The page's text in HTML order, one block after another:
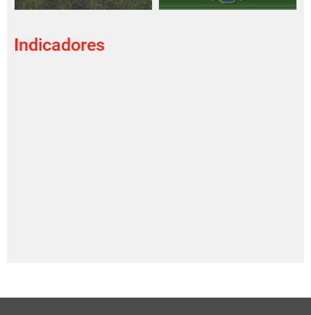
Indicadores